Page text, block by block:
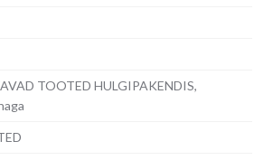
TOOTED HULGIPAKENDIS,